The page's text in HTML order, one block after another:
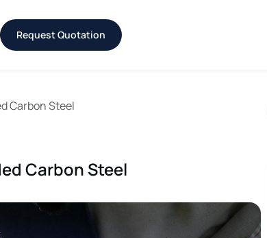
Request Quotation
Carbon Steel
Carbon Steel